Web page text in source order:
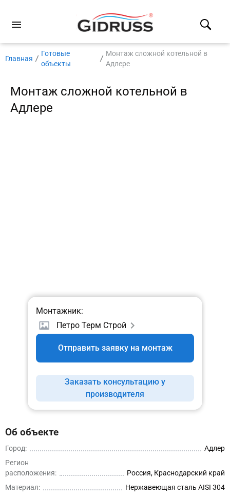
Главная
Готовые
объекты
Монтаж сложной котельной в
Адлере
Монтаж сложной котельной в
Адлере
Монтажник:
Петро Терм Строй
Отправить заявку на монтаж
Заказать консультацию у
производителя
Об объекте
Город:
Адлер
Регион
расположения:
Россия, Краснодарский край
Материал:
Нержавеющая сталь AISI 304